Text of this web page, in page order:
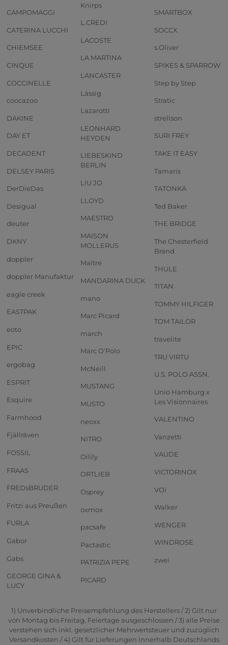
CAMPOMAGGI
CATERINA LUCCHI
CHIEMSEE
CINQUE
COCCINELLE
coocazoo
DAKINE
DAY ET
DECADENT
DELSEY PARIS
DerDieDas
Desigual
deuter
DKNY
doppler
doppler Manufaktur
eagle creek
EASTPAK
eoto
EPIC
ergobag
ESPRIT
Esquire
Farmhood
Fjällräven
FOSSIL
FRAAS
FREDsBRUDER
Fritzi aus Preußen
FURLA
Gabor
Gabs
GEORGE GINA &
LUCY
Knirps
L.CREDI
LACOSTE
LA MARTINA
LANCASTER
Lässig
Lazarotti
LEONHARD
HEYDEN
LIEBESKIND
BERLIN
LIU JO
LLOYD
MAESTRO
MAISON
MOLLERUS
Maître
MANDARINA DUCK
mano
Marc Picard
march
Marc O'Polo
McNeill
MUSTANG
MUSTO
neoxx
NITRO
Oilily
ORTLIEB
Osprey
oxmox
pacsafe
Pactastic
PATRIZIA PEPE
PICARD
SMARTBOX
SOCCX
s.Oliver
SPIKES & SPARROW
Step by Step
Stratic
strellson
SURI FREY
TAKE IT EASY
Tamaris
TATONKA
Ted Baker
THE BRIDGE
The Chesterfield
Brand
THULE
TITAN
TOMMY HILFIGER
TOM TAILOR
travelite
TRU VIRTU
U.S. POLO ASSN.
Unio Hamburg x
Les Visionnaires
VALENTINO
Vanzetti
VAUDE
VICTORINOX
VOi
Walker
WENGER
WINDROSE
zwei
1) Unverbindliche Preisempfehlung des Herstellers / 2) Gilt nur
von Montag bis Freitag, Feiertage ausgeschlossen / 3) alle Preise
verstehen sich inkl. gesetzlicher Mehrwertsteuer und zuzüglich
Versandkosten / 4) Gilt für Lieferungen innerhalb Deutschlands